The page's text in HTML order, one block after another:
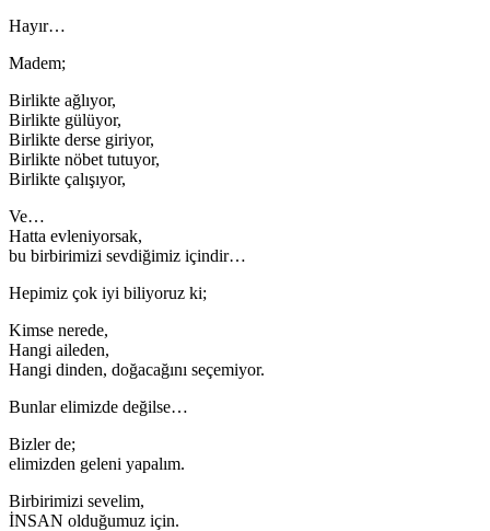
Hayır…
Madem;
Birlikte ağlıyor,
Birlikte gülüyor,
Birlikte derse giriyor,
Birlikte nöbet tutuyor,
Birlikte çalışıyor,
Ve…
Hatta evleniyorsak,
bu birbirimizi sevdiğimiz içindir…
Hepimiz çok iyi biliyoruz ki;
Kimse nerede,
Hangi aileden,
Hangi dinden, doğacağını seçemiyor.
Bunlar elimizde değilse…
Bizler de;
elimizden geleni yapalım.
Birbirimizi sevelim,
İNSAN olduğumuz için.